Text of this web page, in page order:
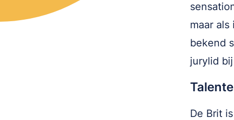
maar
bekend
jurylid
De Brit